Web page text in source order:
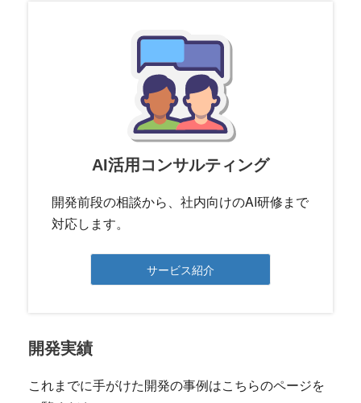
AI活用コンサルティング
開発前段の相談から、社内向けのAI研修まで
対応します。
サービス紹介
開発実績
これまでに手がけた開発の事例はこちらのページを